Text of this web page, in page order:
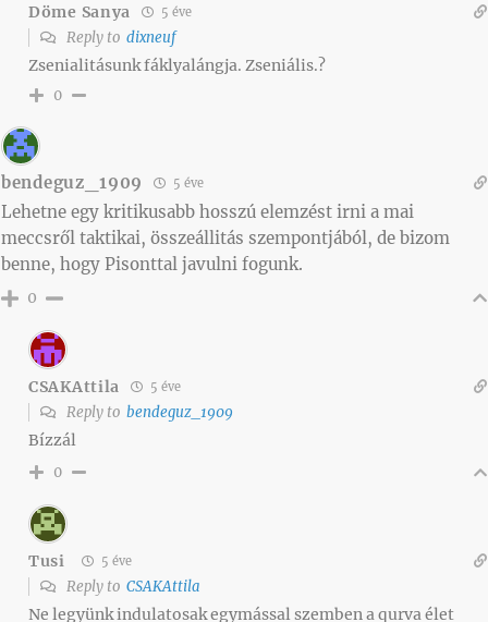
Döme Sanya 5 éve
Reply to dixneuf
Zsenialitásunk fáklyalángja. Zseniális.?
0
bendeguz_1909 5 éve
Lehetne egy kritikusabb hosszú elemzést irni a mai
meccsről taktikai, összeállitás szempontjából, de bizom
benne, hogy Pisonttal javulni fogunk.
0
CSAKAttila 5 éve
Reply to bendeguz_1909
Bízzál
0
Tusi 5 éve
Reply to CSAKAttila
Ne legyünk indulatosak egymással szemben a qurva élet